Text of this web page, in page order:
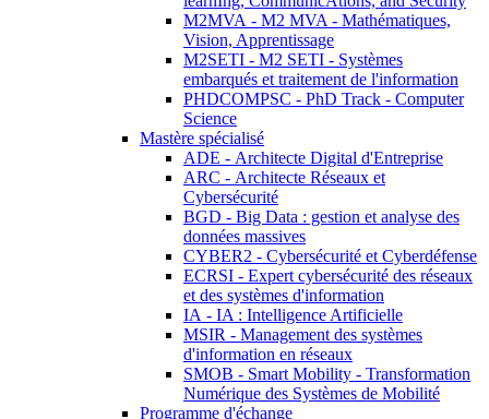
M2MVA - M2 MVA - Mathématiques,
Vision, Apprentissage
M2SETI - M2 SETI - Systèmes
embarqués et traitement de l'information
PHDCOMPSC - PhD Track - Computer
Science
Mastère spécialisé
ADE - Architecte Digital d'Entreprise
ARC - Architecte Réseaux et
Cybersécurité
BGD - Big Data : gestion et analyse des
données massives
CYBER2 - Cybersécurité et Cyberdéfense
ECRSI - Expert cybersécurité des réseaux
et des systèmes d'information
IA - IA : Intelligence Artificielle
MSIR - Management des systèmes
d'information en réseaux
SMOB - Smart Mobility - Transformation
Numérique des Systèmes de Mobilité
Programme d'échange